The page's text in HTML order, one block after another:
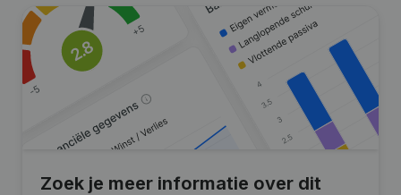
Zoek je meer informatie over dit